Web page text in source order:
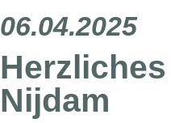
06.04.2025
Nijdam